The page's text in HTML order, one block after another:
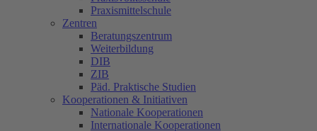
Praxismittelschule
Zentren
Beratungszentrum
Weiterbildung
DIB
ZIB
Päd. Praktische Studien
Kooperationen & Initiativen
Nationale Kooperationen
Internationale Kooperationen